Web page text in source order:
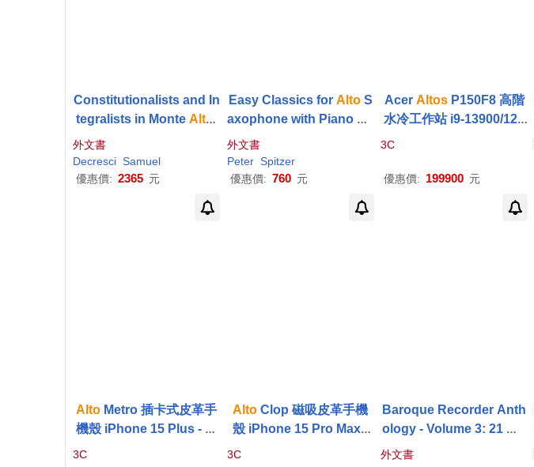
Constitutionalists and In
tegralists in Monte Alto,
Brazil - 1932-37
外文書
Decresci Samuel
優惠價: 2365 元
Easy Classics for AltoS
axophone with Piano Ac
companiment with Pian
o Accompaniment
外文書
Peter Spitzer
優惠價: 760 元
Acer AltosP150F8 高階
水冷工作站 i9-13900/128
G/8TB HDD+2TB SSD/R
11P
3C
優惠價: 199900 元
Alto Metro 插卡式皮革手
機殼 iPhone 15 Plus - 焦
3C
Alto Clop 磁吸皮革手機
殼 iPhone 15 Pro Max -
3C
Baroque Recorder Anth
ology - Volume 3: 21 Wo
rks for
外文書